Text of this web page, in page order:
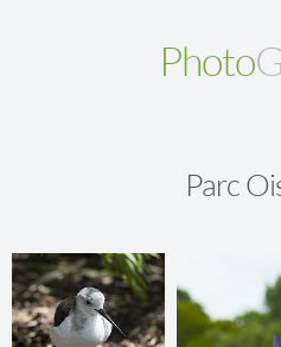
Photo
Parc